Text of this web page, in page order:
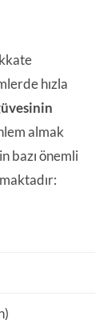
hızla
almak
bazı önemli